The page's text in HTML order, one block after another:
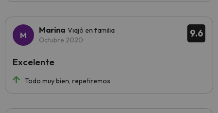
9.6
Marina Viajó en familia
Octubre 2020
Todo muy bien, repetiremos
Excelente